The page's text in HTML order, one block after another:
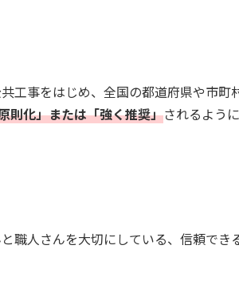
工事をはじめ、全国の都道府県や市町
則化」または「強く推奨」されるよう
職人さんを大切にしている、信頼でき